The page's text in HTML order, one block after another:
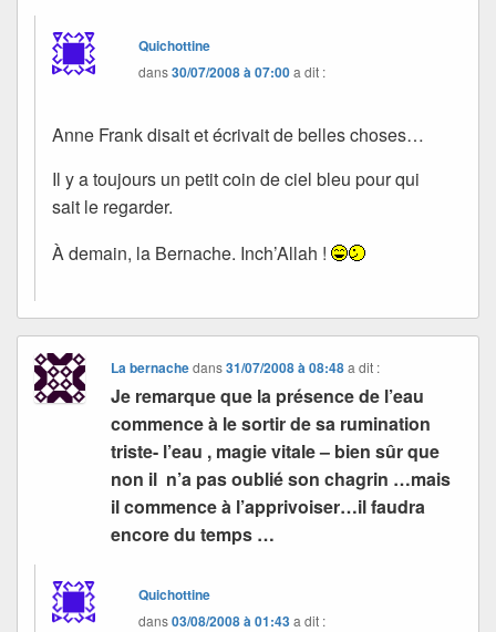
Quichottine
dans30/07/2008 à 07:00a dit :
Anne Frank disait et écrivait de belles choses…
Il y a toujours un petit coin de ciel bleu pour qui
sait le regarder.
À demain, la Bernache. Inch’Allah !
La bernachedans31/07/2008 à 08:48 a dit :
Je remarque que la présence de l’eau
commence à le sortir de sa rumination
triste- l’eau , magie vitale – bien sûr que
non il n’a pas oublié son chagrin …mais
il commence à l’apprivoiser…il faudra
encore du temps …
Quichottine
dans03/08/2008 à 01:43a dit :